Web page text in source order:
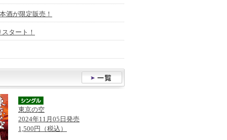
酒が限定販売！
タート！
東京の空
2024年11月05日発売
1,500円（税込）